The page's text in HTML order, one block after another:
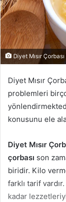
Diyet Mısır Çorbası
Diyet Mısır
problemleri
konusunu ele
Diyet Mısır
çorbası son
biridir. Kilo
farklı tarif
kadar